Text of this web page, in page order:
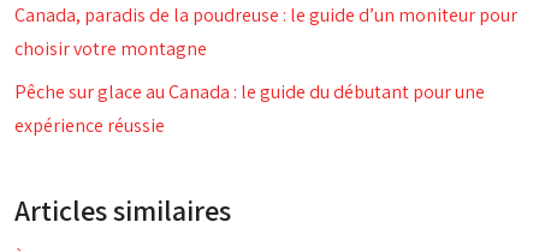
Canada, paradis de la poudreuse : le guide d’un moniteur pour
choisir votre montagne
Pêche sur glace au Canada : le guide du débutant pour une
expérience réussie
Articles similaires